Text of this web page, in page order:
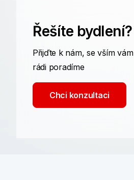
Řešíte bydlení?
Přijďte k nám, se vším vám
rádi poradíme
Chci konzultaci